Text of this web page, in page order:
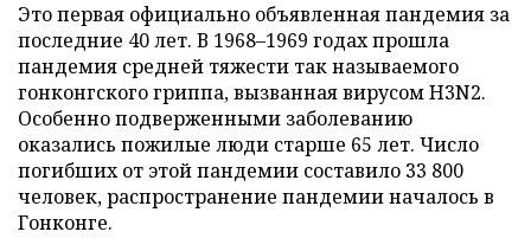
Это первая официально объявленная пандемия за
последние 40 лет. В 1968–1969 годах прошла
пандемия средней тяжести так называемого
гонконгского гриппа, вызванная вирусом H3N2.
Особенно подверженными заболеванию
оказались пожилые люди старше 65 лет. Число
погибших от этой пандемии составило 33 800
человек, распространение пандемии началось в
Гонконге.